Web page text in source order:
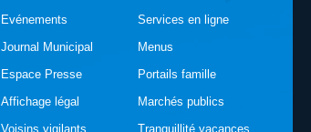
Evénements
Journal Municipal
Espace Presse
Affichage légal
Voisins vigilants
Services en ligne
Menus
Portails famille
Marchés publics
Tranquillité vacances